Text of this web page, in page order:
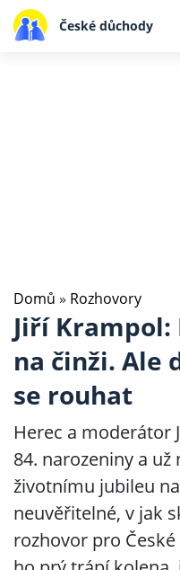
České důchody
Domů » Rozhovory
Jiří
na činži. Ale
se rouhat
Herec a moderátor
84. narozeniny a
životnímu jubileu
neuvěřitelné, v jak
rozhovor pro